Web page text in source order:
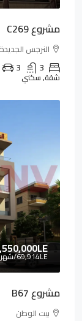
مشروع C269
النرجس الجديدة
3
3
شقة, سكني
69,914LE
/
مشروع B67
بيت الوطن